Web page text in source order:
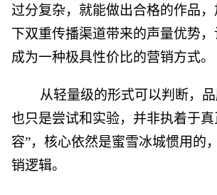
过分复杂，就能做出合格的作品
下双重传播渠道带来的声量优势
成为一种极具性价比的营销方式。
从轻量级的形式可以判断，
也只是尝试和实验，并非执着于真
容”，核心依然是蜜雪冰城惯用的
销逻辑。